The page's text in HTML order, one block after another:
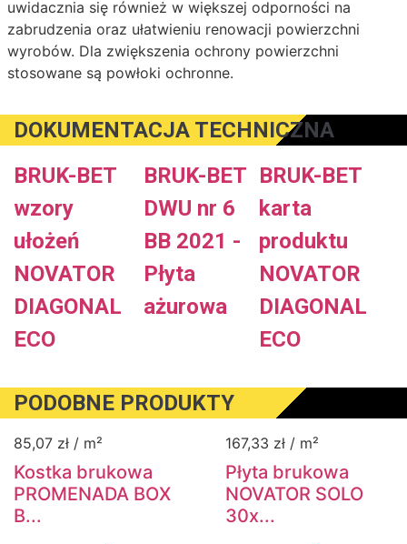
uwidacznia się również w większej odporności na
zabrudzenia oraz ułatwieniu renowacji powierzchni
wyrobów. Dla zwiększenia ochrony powierzchni
stosowane są powłoki ochronne.
DOKUMENTACJA TECHNICZNA
BRUK-BET
wzory
ułożeń
NOVATOR
DIAGONAL
ECO
BRUK-BET
DWU nr 6
BB 2021 -
Płyta
ażurowa
BRUK-BET
karta
produktu
NOVATOR
DIAGONAL
ECO
PODOBNE PRODUKTY
85,07 zł / m²
Kostka brukowa
PROMENADA BOX
B...
167,33 zł / m²
Płyta brukowa
NOVATOR SOLO
30x...